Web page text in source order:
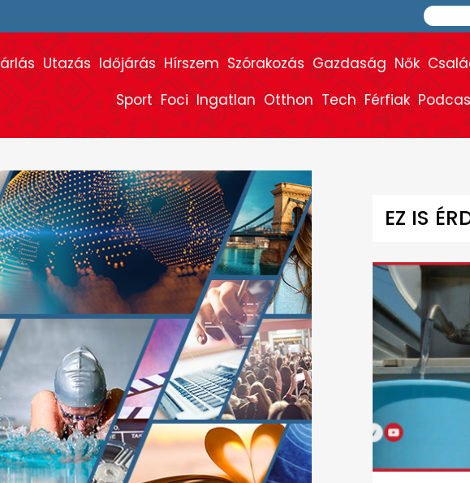
Utazás Időjárás Hírszem Szórakozás Gazdaság Nők
Sport Foci Ingatlan Otthon Tech Férfiak
EZ IS